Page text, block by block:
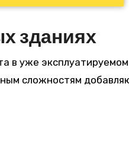
зданиях
в уже эксплуатируемом
сложностям